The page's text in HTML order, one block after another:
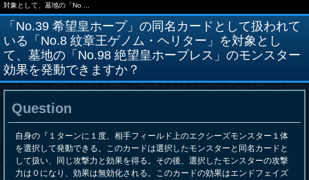
対象として、墓地の「No ...
「No.39 希望皇ホープ」の同名カードとして扱われて
いる「No.8 紋章王ゲノム・ヘリター」を対象とし
て、墓地の「No.98 絶望皇ホープレス」のモンスター
効果を発動できますか？
Question
自身の『１ターンに１度、相手フィールド上のエクシーズモンスター１体
を選択して発動できる。このカードは選択したモンスターと同名カードと
して扱い、同じ攻撃力と効果を得る。その後、選択したモンスターの攻撃
力は０になり、効果は無効化される。このカードの効果はエンドフェイズ